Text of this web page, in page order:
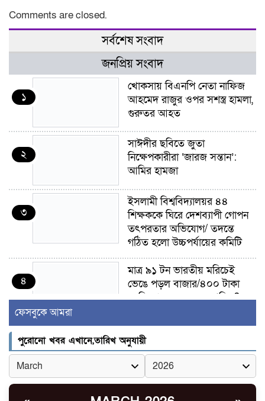
Comments are closed.
সর্বশেষ সংবাদ
জনপ্রিয় সংবাদ
১
খোকসায় বিএনপি নেতা নাফিজ
আহমেদ রাজুর ওপর সশস্ত্র হামলা,
গুরুতর আহত
২
সাঈদীর ছবিতে জুতা
নিক্ষেপকারীরা ‘জারজ সন্তান’:
আমির হামজা
৩
ইসলামী বিশ্ববিদ্যালয়র ৪৪
শিক্ষককে ঘিরে দেশব্যাপী গোপন
তৎপরতার অভিযোগ/ তদন্তে
গঠিত হলো উচ্চপর্যায়ের কমিটি
৪
মাত্র ৯১ টন ভারতীয় মরিচেই
ভেঙে পড়ল বাজার/৪০০ টাকা
কেজি দাম কে ধরে রেখেছিল?
৫
জুলাই আন্দোলন ছিল সম্মিলিত,
লক্ষ্য হওয়া উচিত ঐক্য ও
রাষ্ট্রগঠন
ভোরে ঝিনাইদহ সীমান্তে জটলা
দেখে বিএসএফের রাবার বুলেট,
ফেসবুকে আমরা
পুরোনো খবর এখানে,তারিখ অনুযায়ী